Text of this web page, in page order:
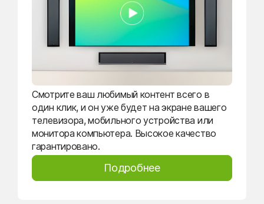
Смотрите ваш любимый контент всего в
один клик, и он уже будет на экране вашего
телевизора, мобильного устройства или
монитора компьютера. Высокое качество
гарантировано.
Подробнее